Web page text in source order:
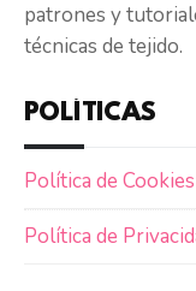
patrones y
técnicas de tejido.
POLÍTICAS
Política de Cookies
Política de